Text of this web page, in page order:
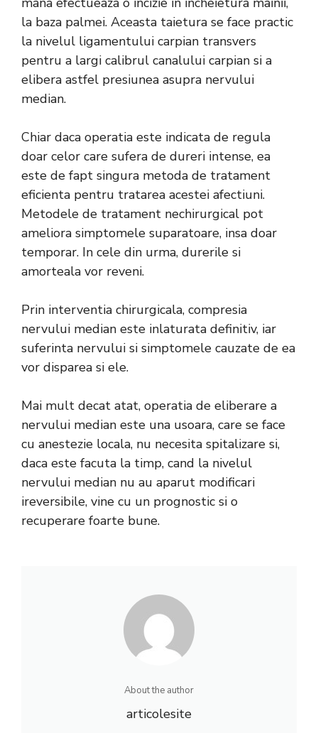
la baza palmei. Aceasta taietura se face practic
la nivelul ligamentului carpian transvers
pentru a largi calibrul canalului carpian si a
elibera astfel presiunea asupra nervului
median.
Chiar daca operatia este indicata de regula
doar celor care sufera de dureri intense, ea
este de fapt singura metoda de tratament
eficienta pentru tratarea acestei afectiuni.
Metodele de tratament nechirurgical pot
ameliora simptomele suparatoare, insa doar
temporar. In cele din urma, durerile si
amorteala vor reveni.
Prin interventia chirurgicala, compresia
nervului median este inlaturata definitiv, iar
suferinta nervului si simptomele cauzate de ea
vor disparea si ele.
Mai mult decat atat, operatia de eliberare a
nervului median este una usoara, care se face
cu anestezie locala, nu necesita spitalizare si,
daca este facuta la timp, cand la nivelul
nervului median nu au aparut modificari
ireversibile, vine cu un prognostic si o
recuperare foarte bune.
About the author
articolesite